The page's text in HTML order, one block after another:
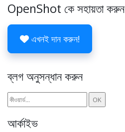
OpenShot কে সহায়তা করুন
এখনই দান করুন!
ব্লগ অনুসন্ধান করুন
আর্কাইভ